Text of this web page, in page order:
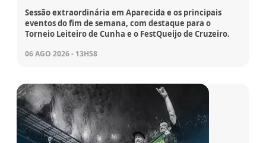
Sessão extraordinária em Aparecida e os principais
eventos do fim de semana, com destaque para o
Torneio Leiteiro de Cunha e o FestQueijo de Cruzeiro.
06 AGO 2026 - 13H58